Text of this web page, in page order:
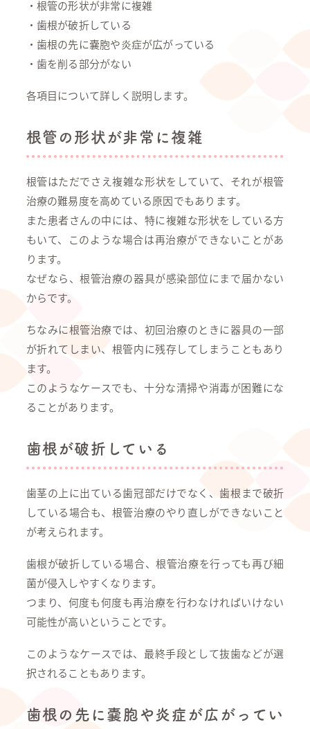
・根管の形状が非常に複雑
・歯根が破折している
・歯根の先に嚢胞や炎症が広がっている
・歯を削る部分がない
各項目について詳しく説明します。
根管の形状が非常に複雑
根管はただでさえ複雑な形状をしていて、それが根管
治療の難易度を高めている原因でもあります。
また患者さんの中には、特に複雑な形状をしている方
もいて、このような場合は再治療ができないことがあ
ります。
なぜなら、根管治療の器具が感染部位にまで届かない
からです。
ちなみに根管治療では、初回治療のときに器具の一部
が折れてしまい、根管内に残存してしまうこともあり
ます。
このようなケースでも、十分な清掃や消毒が困難にな
ることがあります。
歯根が破折している
歯茎の上に出ている歯冠部だけでなく、歯根まで破折
している場合も、根管治療のやり直しができないこと
が考えられます。
歯根が破折している場合、根管治療を行っても再び細
菌が侵入しやすくなります。
つまり、何度も何度も再治療を行わなければいけない
可能性が高いということです。
このようなケースでは、最終手段として抜歯などが選
択されることもあります。
歯根の先に嚢胞や炎症が広がってい